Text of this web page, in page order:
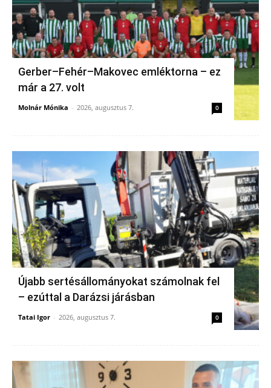
Gerber–Fehér–Makovec emléktorna – ez
már a 27. volt
Molnár Mónika - 2026, augusztus 7. 0
Újabb sertésállományokat számolnak fel
– ezúttal a Darázsi járásban
Tatai Igor - 2026, augusztus 7. 0